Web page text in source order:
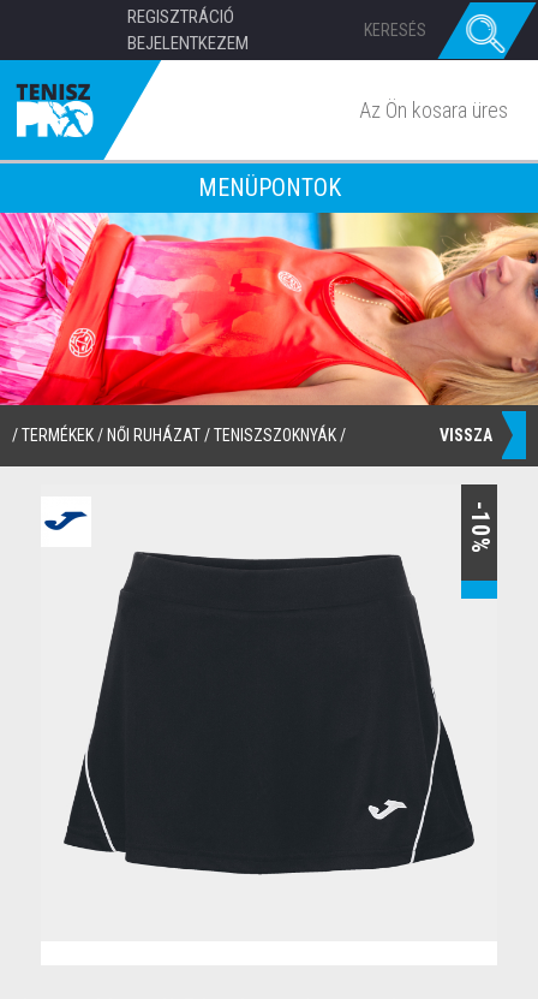
REGISZTRÁCIÓ
BEJELENTKEZEM
Az Ön kosara üres
MENÜPONTOK
/TERMÉKEK/ NŐI RUHÁZAT/TENISZSZOKNYÁK/ VISSZA
-10%